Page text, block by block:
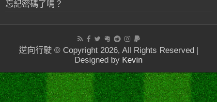
忘記密碼了嗎？
逆向行駛 © Copyright 2026, All Rights Reserved |
Designed by Kevin